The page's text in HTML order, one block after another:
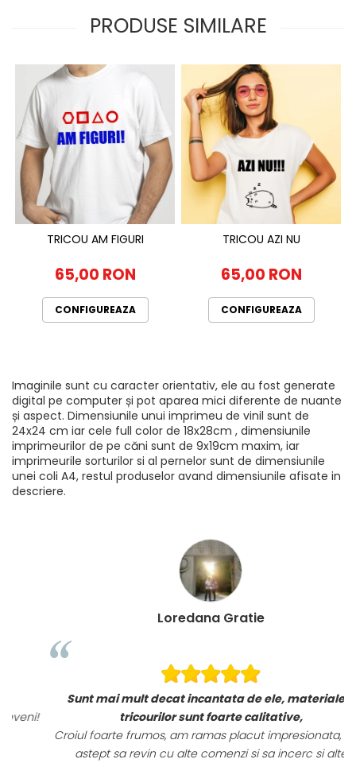
PRODUSE SIMILARE
TRICOU AM FIGURI
65,00 RON
CONFIGUREAZA
TRICOU AZI NU
65,00 RON
CONFIGUREAZA
Imaginile sunt cu caracter orientativ, ele au fost generate
digital pe computer și pot aparea mici diferente de nuante
și aspect. Dimensiunile unui imprimeu de vinil sunt de
24x24 cm iar cele full color de 18x28cm , dimensiunile
imprimeurilor de pe căni sunt de 9x19cm maxim, iar
imprimeurile sorturilor si al pernelor sunt de dimensiunile
unei coli A4, restul produselor avand dimensiunile afisate in
descriere.
Loredana Gratie
Sunt mai mult decat incantata de ele, materialele
tricourilor sunt foarte calitative,
Croiul foarte frumos, am ramas placut impresionata, abia
astept sa revin cu alte comenzi si sa incerc si alte